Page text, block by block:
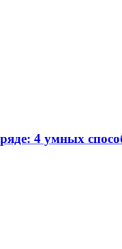
4 умных